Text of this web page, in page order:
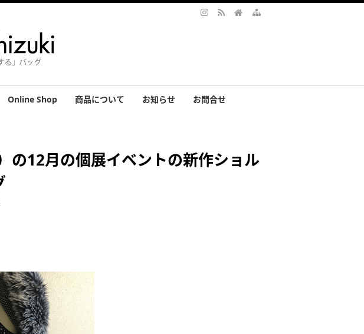
Online Shop 商品について お知らせ お問合せ
12月の個展イベントの新作ショル